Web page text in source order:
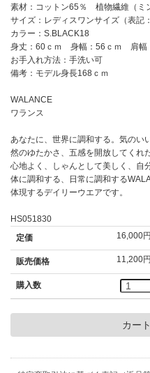
素材：コットン65％ 植物繊維（ミ
サイズ：レディスワンサイズ（表記：
カラー：S.BLACK18
身丈：60ｃｍ 身幅：56ｃｍ 肩幅
お手入れ方法：手洗い可
備考：モデル身長168ｃｍ
WALANCE
ワランス
あなたに、世界に調和する。気のい
然のゆたかさ、五感を開放してくれ
心地よく、しゃんとして美しく、自
体に調和する、日常に調和する
体現するデイリーウエアです。
HS051830
定価
16,000
販売価格 11,200
購入数